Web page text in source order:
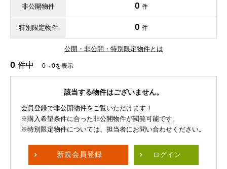
非公開物件 0 件
特別限定物件 0 件
公開・非公開・特別限定物件とは
0 件中 0～0を表示
該当する物件はございません。
会員登録で非公開物件をご覧いただけます！
※購入希望条件に合った非公開物件が閲覧可能です。
※特別限定物件については、担当者にお問い合わせください。
新規会員登録 ログイン